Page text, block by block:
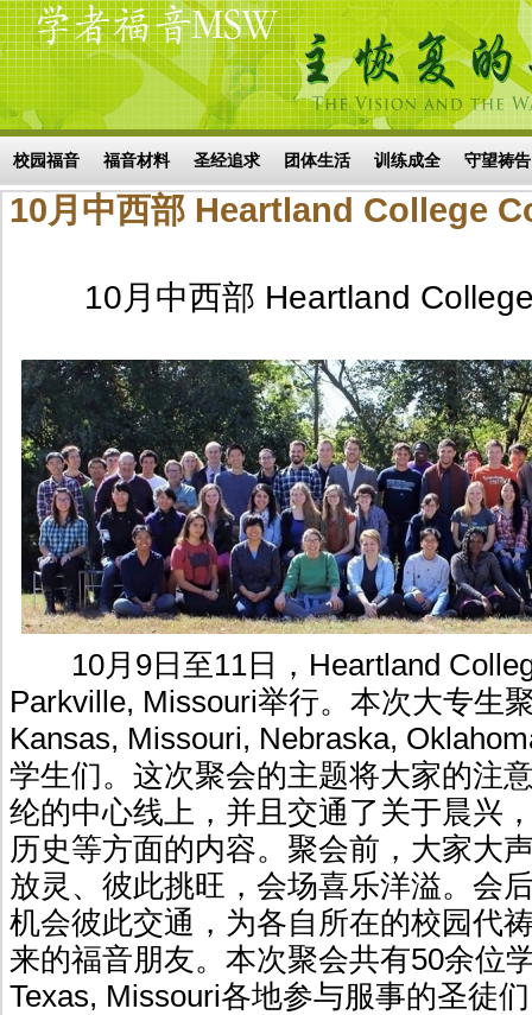
Skip to main content
搜索表单
校园福音 福音材料 圣经追求 团体生活 训练成全 守望祷告
10月中西部 Heartland College
10月中西部 Heartland
10月9日至11日，Heartland
Parkville, Missouri举行。本次大专生
Kansas, Missouri, Nebraska,
学生们。这次聚会的主题将大家的注
纶的中心线上，并且交通了关于晨兴
历史等方面的内容。聚会前，大家大
放灵、彼此挑旺，会场喜乐洋溢。会
机会彼此交通，为各自所在的校园代
来的福音朋友。本次聚会共有50余位
Texas, Missouri各地参与服事的圣徒